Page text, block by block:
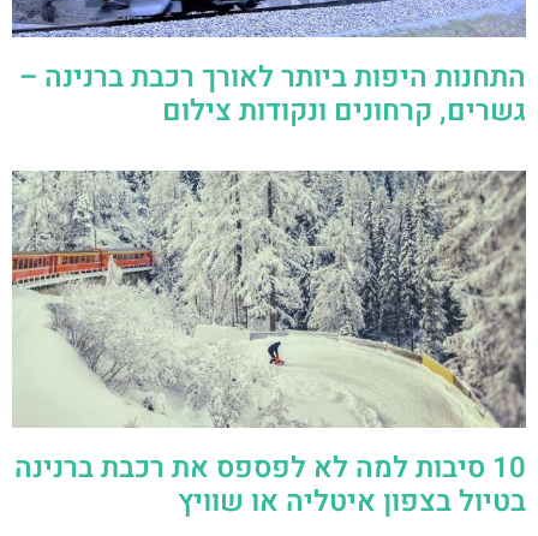
התחנות היפות ביותר לאורך רכבת ברנינה –
גשרים, קרחונים ונקודות צילום
10 סיבות למה לא לפספס את רכבת ברנינה
בטיול בצפון איטליה או שוויץ